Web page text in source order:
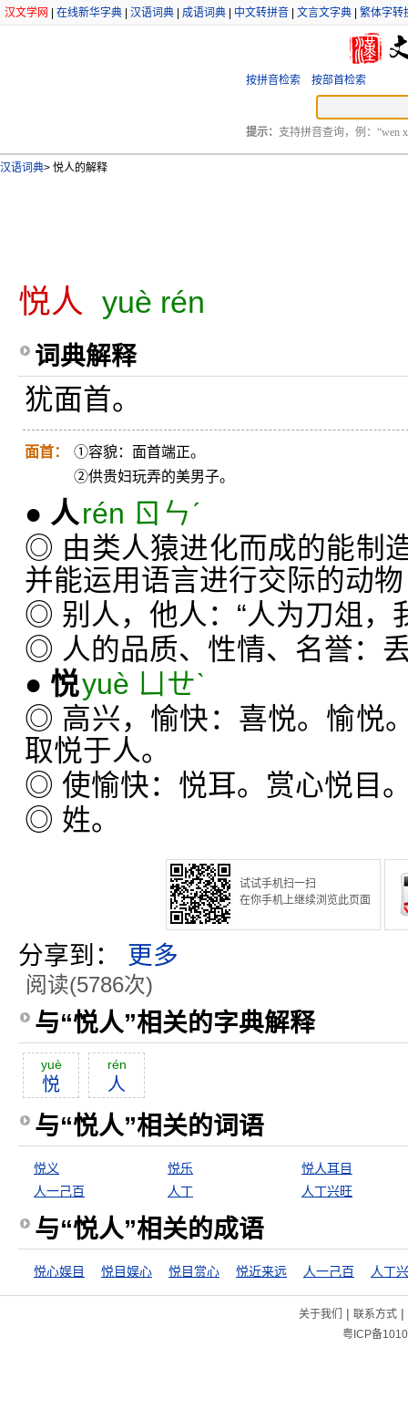
汉文学网 在线新华字典 汉语词典 成语词典 中文转拼音 文言文字典 繁体字转
按拼音检索 按部首检索
提示： 支持拼音查询，例：“wen
汉语词典> 悦人的解释
悦人 yuè rén
词典解释
犹面首。
面首：
①容貌：面首端正。
②供贵妇玩弄的美男子。
● 人rén ㄖㄣˊ
◎ 由类人猿进化而成的能制
并能运用语言进行交际的动
◎ 别人，他人：“人为刀俎，
◎ 人的品质、性情、名誉：
● 悦yuè ㄩㄝˋ
◎ 高兴，愉快：喜悦。愉悦
取悦于人。
◎ 使愉快：悦耳。赏心悦目
◎ 姓。
试试手机扫一扫
在你手机上继续浏览此页面
分享到： 更多
阅读(5786次)
与“悦人”相关的字典解释
yuè
悦
rén
人
与“悦人”相关的词语
悦义 悦乐
悦人耳目
人一己百
人丁 人丁兴旺
与“悦人”相关的成语
悦心娱目 悦目娱心 悦目赏心 悦近来远 人一己百 人丁
关于我们 | 联系方式|
粤ICP备